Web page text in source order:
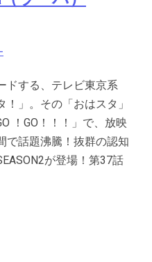
ドする、テレビ東京系
」。その「おはスタ」
！GO！！！」で、放映
で話題沸騰！抜群の認知
が登場！第37話